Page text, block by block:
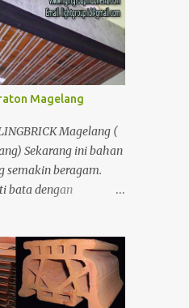
tenaga kerja & waktu.
dapat di kerjakan
sebagai kuda -
metal.
Magelang
Magelang (
Sekarang ini bahan
semakin beragam.
bata dengan
atap yang tidak
sebagai kuda -
metal.